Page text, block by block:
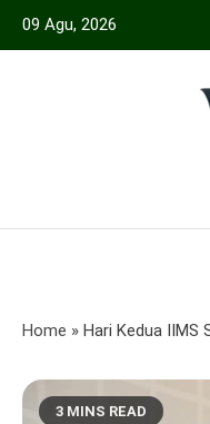
Skip
09 Agu, 2026
Home » Hari Kedua IIMS
3 MINS READ